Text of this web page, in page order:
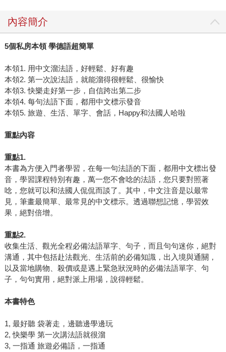
內容簡介
5個私房本領 學德語超簡單
本領1. 用中文溜法語，好輕鬆、好有趣
本領2. 第一次說法語，就能溜得很輕鬆、很愉快
本領3. 快樂走好第一步，自信跨出第二步
本領4. 每句法語下面，都用中文標示發音
本領5. 旅遊、生活、單字、會話，Happy和法國人哈啦
重點內容
重點1.
本書為方便入門者學習，在每一句法語的下面，都用中文標出發
音，學習課程特別有趣，萬一您不會唸的法語，您只要對照著
唸，您就可以和法國人侃侃而談了。其中，中文注音是以最常
見，筆畫最簡單、最常見的中文標示。透過聯想記憶，學習效
果，絕對倍增。
重點2.
收集生活、觀光全程必備法語單字、句子，而且句句迷你，絕對
溝通，其中包括赴法觀光、生活前的必備知識，出入境與通關，
以及當地購物、殺價或是遇上緊急狀況時的必備法語單字、句
子，句句實用，絕對派上用場，說得輕鬆。
本書特色
1, 最好聽 袋著走，邊聽邊學邊玩
2, 快樂學 第一次講法語就很溜
3, 一指通 旅遊必備語，一指通